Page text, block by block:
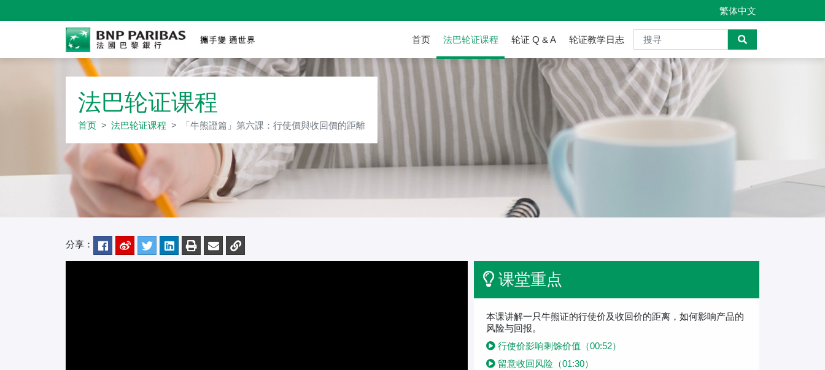
繁体中文
首页 法巴轮证课程 轮证 Q & A 轮证教学日志
法巴轮证课程 「牛熊證篇」第六課：行使價與收回價的距離
首页 法巴轮证课程 「牛熊證篇」第六課：行使價與收回價的距離
分享：
课堂重点
本课讲解一只牛熊证的行使价及收回价的距离，如何影响产品的
风险与回报。
行使价影响剩馀价值（00:52）
留意收回风险（01:30）